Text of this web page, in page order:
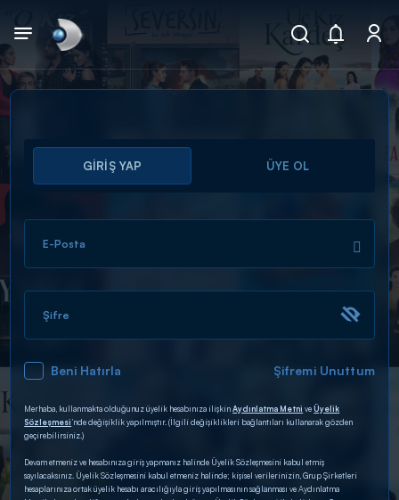
Arama
ARAMA SONUÇLARI
DİĞER SONUÇLAR
GİRİŞ YAP ÜYE OL
E-Posta
Şifre
Beni Hatırla Şifremi Unuttum
Merhaba, kullanmakta olduğunuz üyelik hesabınıza ilişkinAydınlatma Metni veÜyelik
Sözleşmesi’nde değişiklik yapılmıştır. (İlgili değişiklikleri bağlantıları kullanarak gözden
geçirebilirsiniz.)
Devam etmeniz ve hesabınıza giriş yapmanız halinde Üyelik Sözleşmesini kabul etmiş
sayılacaksınız. Üyelik Sözleşmesini kabul etmeniz halinde; kişisel verilerinizin, Grup Şirketleri
hesaplarınıza ortak üyelik hesabı aracılığıyla giriş yapılmasının sağlanması ve Aydınlatma